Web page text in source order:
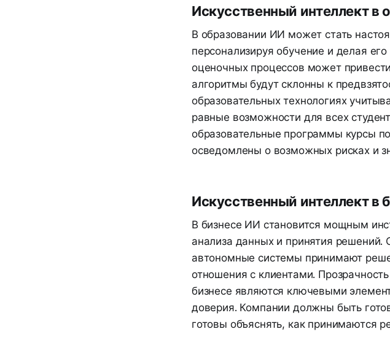
Искусственный интеллект в
В образовании ИИ может стать
персонализируя обучение и делая
оценочных процессов может
алгоритмы будут склонны к
образовательных технологиях
равные возможности для всех
образовательные программы курсы
осведомлены о возможных рисках и
Искусственный интеллект в
В бизнесе ИИ становится мощным
анализа данных и принятия
автономные системы принимают
отношения с клиентами.
бизнесе являются ключевыми
доверия. Компании должны быть
готовы объяснять, как принимаются